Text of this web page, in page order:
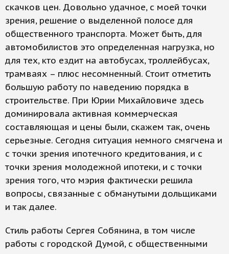
скачков цен. Довольно удачное, с моей точки
зрения, решение о выделенной полосе для
общественного транспорта. Может быть, для
автомобилистов это определенная нагрузка, но
для тех, кто ездит на автобусах, троллейбусах,
трамваях – плюс несомненный. Стоит отметить
большую работу по наведению порядка в
строительстве. При Юрии Михайловиче здесь
доминировала активная коммерческая
составляющая и цены были, скажем так, очень
серьезные. Сегодня ситуация немного смягчена и
с точки зрения ипотечного кредитования, и с
точки зрения молодежной ипотеки, и с точки
зрения того, что мэрия фактически решила
вопросы, связанные с обманутыми дольщиками
и так далее.
Стиль работы Сергея Собянина, в том числе
работы с городской Думой, с общественными